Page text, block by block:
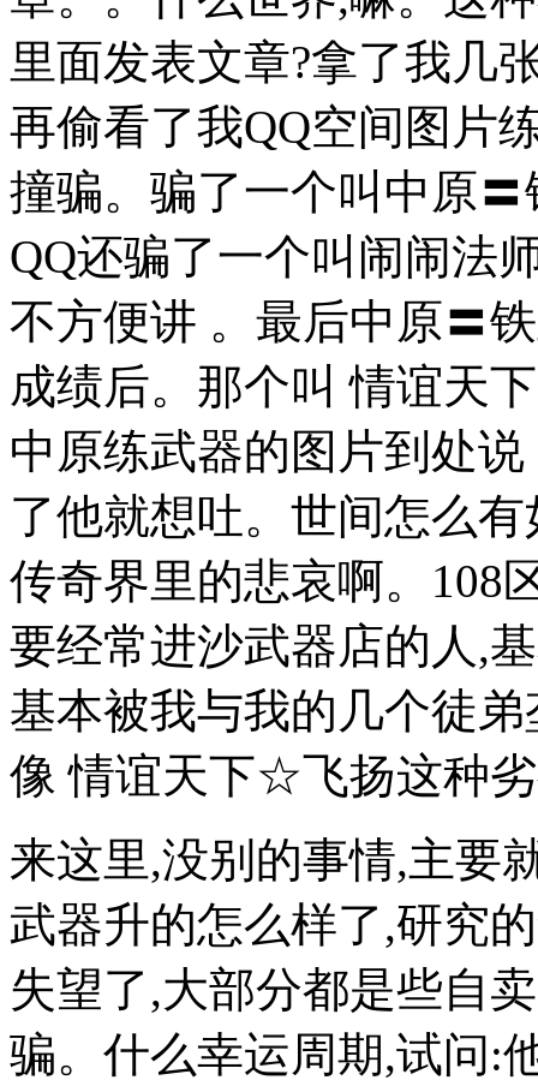
里面发表文章?拿了我几
再偷看了我QQ空间图片
撞骗。骗了一个叫中原
QQ还骗了一个叫闹闹法
不方便讲 。最后中原〓
成绩后。那个叫 情谊天
中原练武器的图片到处
了他就想吐。世间怎么
传奇界里的悲哀啊。108
要经常进沙武器店的人,
基本被我与我的几个徒
像 情谊天下☆飞扬这种
来这里,没别的事情,主要
武器升的怎么样了,研究
失望了,大部分都是些自
骗。什么幸运周期,试问: